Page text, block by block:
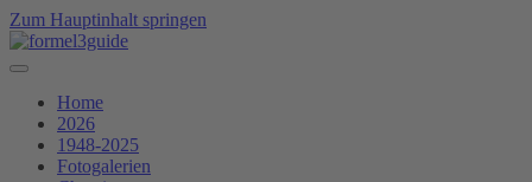
Zum Hauptinhalt springen
Home
2026
1948-2025
Fotogalerien